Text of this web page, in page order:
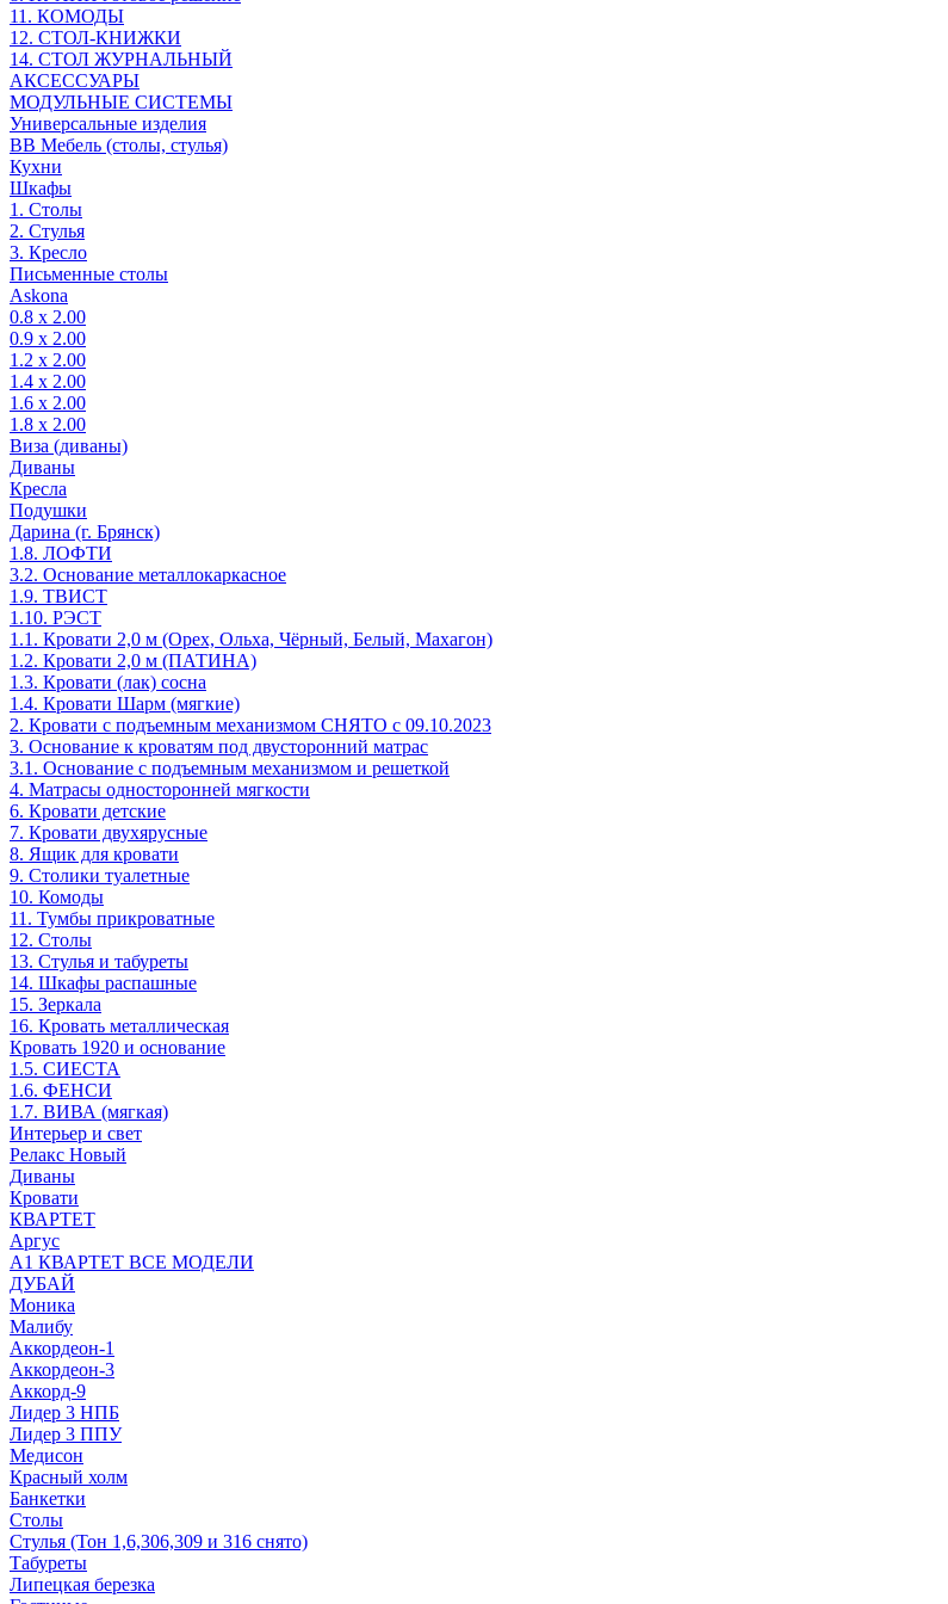
11. КОМОДЫ
12. СТОЛ-КНИЖКИ
14. СТОЛ ЖУРНАЛЬНЫЙ
АКСЕССУАРЫ
МОДУЛЬНЫЕ СИСТЕМЫ
Универсальные изделия
ВВ Мебель (столы, стулья)
Кухни
Шкафы
1. Столы
2. Стулья
3. Кресло
Письменные столы
Askona
0.8 х 2.00
0.9 х 2.00
1.2 х 2.00
1.4 х 2.00
1.6 х 2.00
1.8 х 2.00
Виза (диваны)
Диваны
Кресла
Подушки
Дарина (г. Брянск)
1.8. ЛОФТИ
3.2. Основание металлокаркасное
1.9. ТВИСТ
1.10. РЭСТ
1.1. Кровати 2,0 м (Орех, Ольха, Чёрный, Белый, Махагон)
1.2. Кровати 2,0 м (ПАТИНА)
1.3. Кровати (лак) сосна
1.4. Кровати Шарм (мягкие)
2. Кровати с подъемным механизмом СНЯТО с 09.10.2023
3. Основание к кроватям под двусторонний матрас
3.1. Основание с подъемным механизмом и решеткой
4. Матрасы односторонней мягкости
6. Кровати детские
7. Кровати двухярусные
8. Ящик для кровати
9. Столики туалетные
10. Комоды
11. Тумбы прикроватные
12. Столы
13. Стулья и табуреты
14. Шкафы распашные
15. Зеркала
16. Кровать металлическая
Кровать 1920 и основание
1.5. СИЕСТА
1.6. ФЕНСИ
1.7. ВИВА (мягкая)
Интерьер и свет
Релакс Новый
Диваны
Кровати
КВАРТЕТ
Аргус
А1 КВАРТЕТ ВСЕ МОДЕЛИ
ДУБАЙ
Моника
Малибу
Аккордеон-1
Аккордеон-3
Аккорд-9
Лидер 3 НПБ
Лидер 3 ППУ
Медисон
Красный холм
Банкетки
Столы
Стулья (Тон 1,6,306,309 и 316 снято)
Табуреты
Липецкая березка